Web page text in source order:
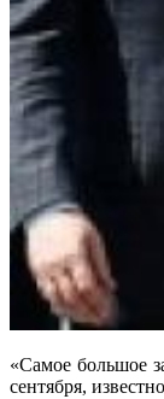
«Самое большое
сентября,